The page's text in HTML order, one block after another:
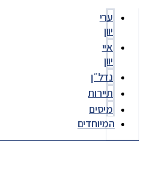
ערי
יוון
איי
יוון
נדל״ן
תיירות
מיסים
המיוחדים